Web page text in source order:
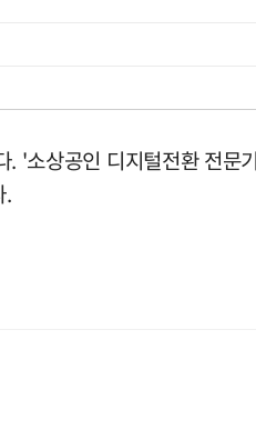
상공인 디지털전환 전문
.